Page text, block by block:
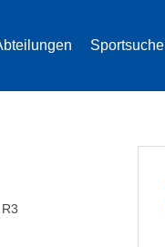
Sportsuche